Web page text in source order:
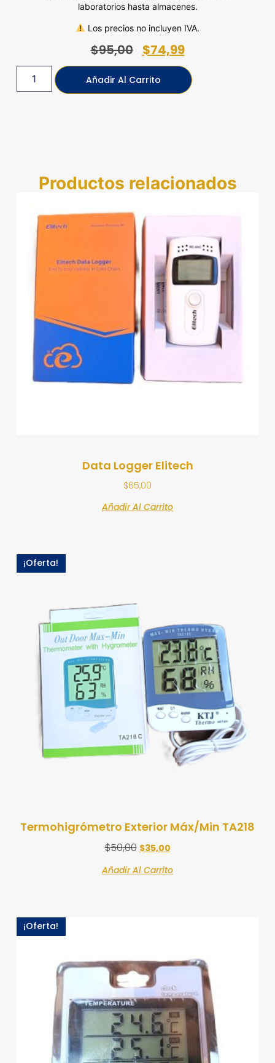
laboratorios hasta almacenes.
Los precios no incluyen IVA.
$95,00 $74,99
Añadir Al Carrito
Productos relacionados
Data Logger Elitech
$65,00
Añadir Al Carrito
¡Oferta!
Termohigrómetro Exterior Máx/Min TA218
$50,00 $35,00
Añadir Al Carrito
¡Oferta!